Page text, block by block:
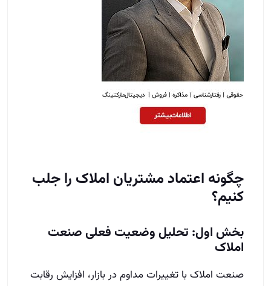
چگونه اعتماد مشتریان املاک را جلب
کنیم؟
بخش اول: تحلیل وضعیت فعلی صنعت
املاک
صنعت املاک با تغییرات مداوم در بازار، افزایش رقابت